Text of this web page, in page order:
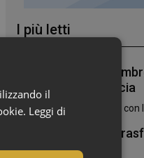
I più letti
Bentornato,
stagione in farmacia
Settembre è arrivato, e con
7 oli botanici per
danneggiati
il
Leggi di